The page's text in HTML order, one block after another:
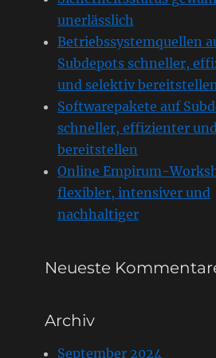
unerlässlich
Betriebssystemquellen
Subdepots schneller,
und selektiv
Softwarepakete auf
schneller, effizienter
bereitstellen
Online Empirum-
flexibler, intensiver und
nachhaltiger
Neueste
Archiv
September 2024